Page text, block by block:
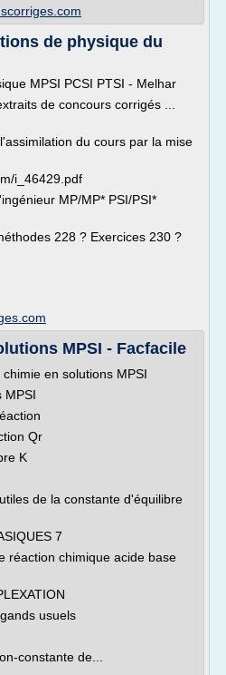
de physique du
MPSI PCSI PTSI - Melhar
de concours corrigés ...
du cours par la mise
i_46429.pdf
MP/MP* PSI/PSI*
228 ? Exercices 230 ?
MPSI - Facfacile
en solutions MPSI
MPSI
Qr
K
de la constante d'équilibre
7
réaction chimique acide base
usuels
constante de...